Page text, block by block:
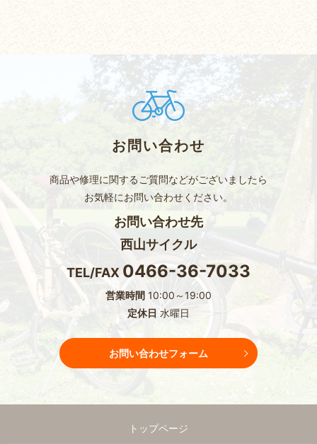
お問い合わせ
商品や修理に関するご質問などがございましたら
お気軽にお問い合わせください。
お問い合わせ先
西山サイクル
TEL/FAX 0466-36-7033
営業時間 10:00～19:00
定休日 水曜日
お問い合わせフォーム
トップページ